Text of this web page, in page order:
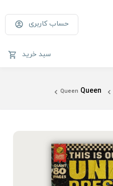
حساب کاربری
سبد خرید
Queen Queen